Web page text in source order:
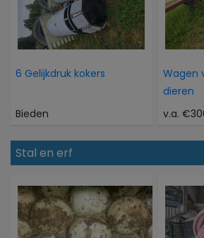
6 Gelijkdruk kokers
Bieden
Wagen
dieren
v.a.
Stal en erf